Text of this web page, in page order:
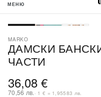
МЕНЮ
MARKO
ДАМСКИ
ЧАСТИ
36,08 €
70,56 лв. · 1 € = 1,95583 лв.